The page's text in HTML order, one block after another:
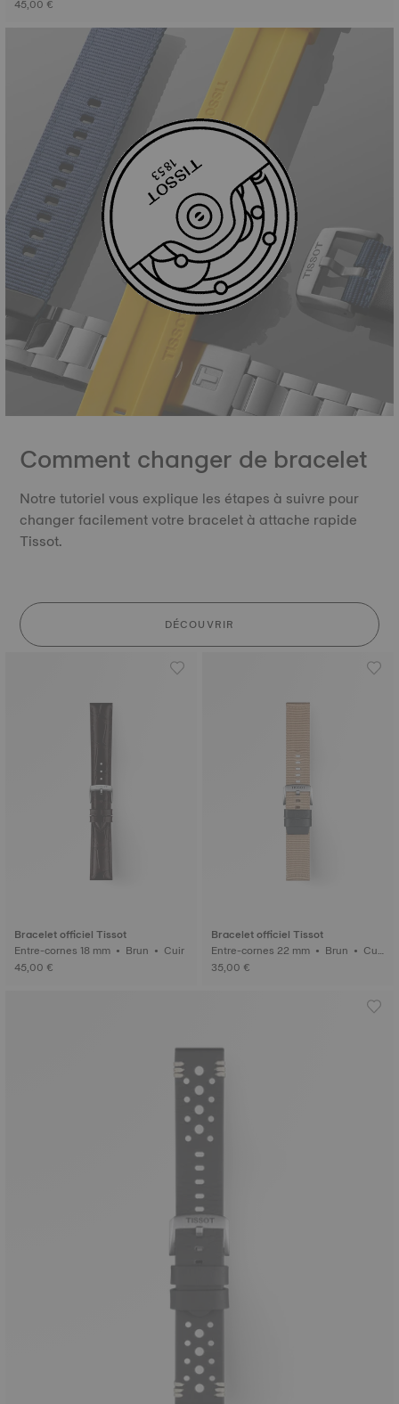
45,00 €
Comment changer de bracelet
Notre tutoriel vous explique les étapes à suivre pour
changer facilement votre bracelet à attache rapide
Tissot.
DÉCOUVRIR
Bracelet officiel Tissot
Entre-cornes 18 mm • Brun • Cuir
45,00 €
Bracelet officiel Tissot
Entre-cornes 22 mm • Brun • Cui
r
35,00 €